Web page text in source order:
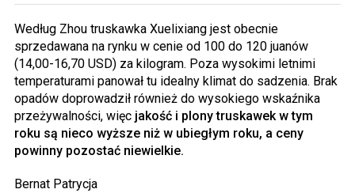
Według Zhou truskawka Xuelixiang jest obecnie
sprzedawana na rynku w cenie od 100 do 120 juanów
(14,00-16,70 USD) za kilogram. Poza wysokimi letnimi
temperaturami panował tu idealny klimat do sadzenia. Brak
opadów doprowadził również do wysokiego wskaźnika
przeżywalności, więc jakość i plony truskawek w tym
roku są nieco wyższe niż w ubiegłym roku, a ceny
powinny pozostać niewielkie.
Bernat Patrycja